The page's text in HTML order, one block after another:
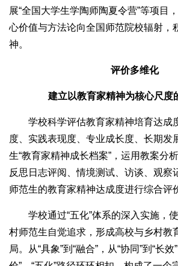
展“全国大学生学陶师陶夏令营”等项目
心价值与方法论向全国师范院校辐射，
神。
评价多维化
建立以教育家精神为核心尺度
学校科学评估教育家精神培育达成
度、实践表现度、专业成长度、长期发
生“教育家精神成长档案”，运用教案分
反思日志评阅、情境测试、访谈、观察
师范生的教育家精神达成度进行综合评
学校通过“五化”体系的深入实施，
村师范生自觉追求，形成高校与乡村教
局。从“具象”到“融合”，从“协同”到“长